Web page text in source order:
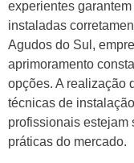
experientes
instaladas
Agudos do Sul,
aprimoramento
opções. A realização
técnicas de
profissionais estejam
práticas do mercado.